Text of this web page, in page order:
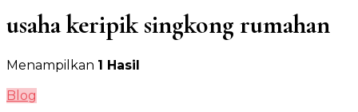
usaha keripik singkong rumahan
Menampilkan 1 Hasil
Blog